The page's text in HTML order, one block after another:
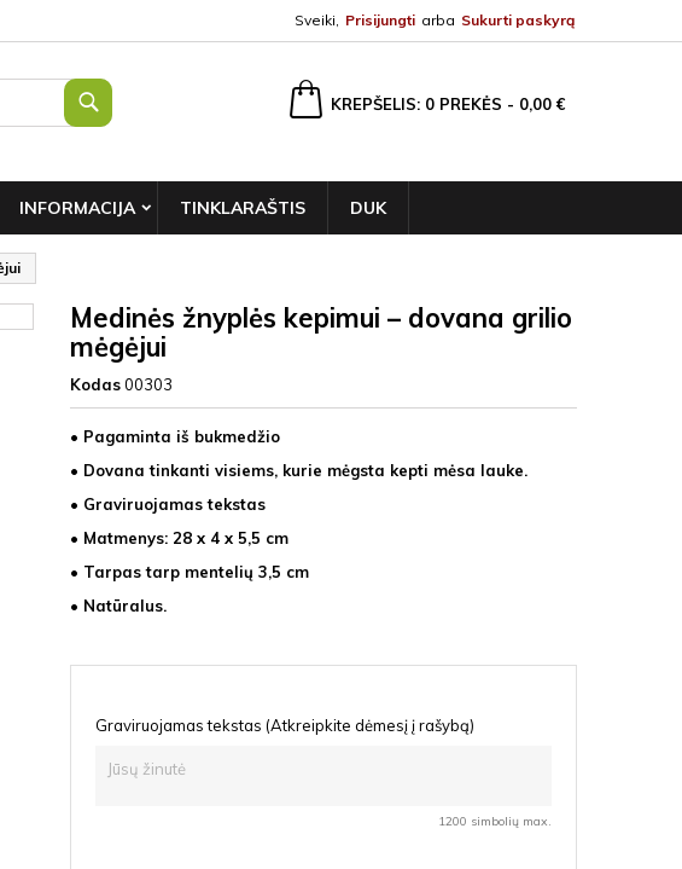
Sveiki, Prisijungti arba Sukurti paskyrą
KREPŠELIS 0 PREKĖS - 0,00 €
INFORMACIJA TINKLARAŠTIS DUK
Medinės žnyplės kepimui – dovana grilio
mėgėjui
Kodas00303
• Pagaminta iš bukmedžio
• Dovana tinkanti visiems, kurie mėgsta kepti mėsa lauke.
• Graviruojamas tekstas
• Matmenys: 28 x 4 x 5,5 cm
• Tarpas tarp mentelių 3,5 cm
• Natūralus.
Graviruojamas tekstas (Atkreipkite dėmesį į rašybą)
1200 simbolių max.